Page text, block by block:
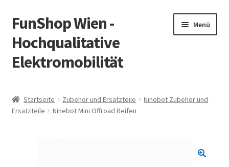
Zur
Navigation
springen
Zum
Inhalt
springen
FunShop Wien -
Hochqualitative
Elektromobilität
Menü
öffnen
Informationen zur Rechtslage in Österreich
öffnen
Startseite Zubehör und Ersatzteile
Ninebot Zubehör und
Ersatzteile
Ninebot Mini Offroad Reifen